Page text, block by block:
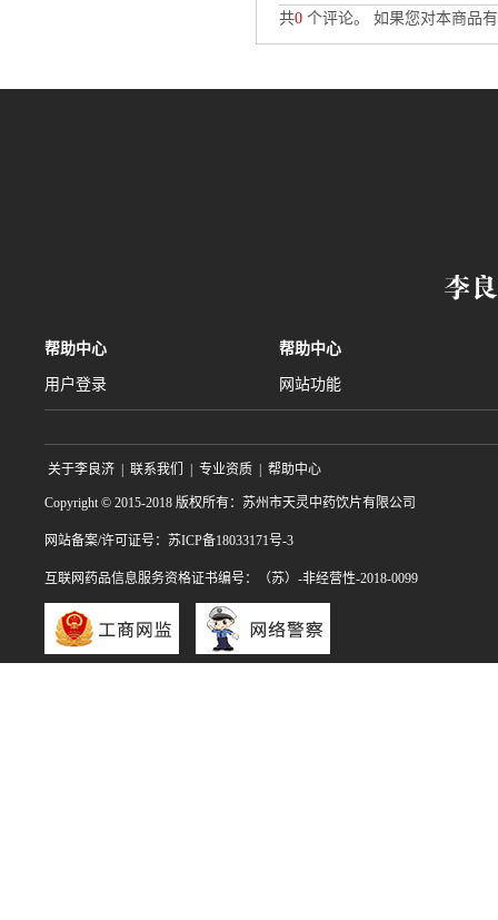
共0 个评论。 如果您对本商品
帮助中心
用户登录
帮助中心
网站功能
关于李良济 | 联系我们 | 专业资质 | 帮助中心
Copyright © 2015-2018 版权所有：苏州市天灵中药饮片有限公司
网站备案/许可证号：苏ICP备18033171号-3
互联网药品信息服务资格证书编号：（苏）-非经营性-2018-0099